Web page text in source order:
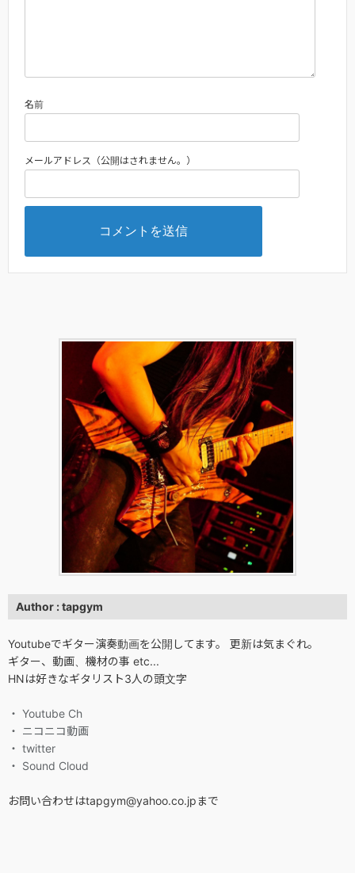
名前
メールアドレス（公開はされません。）
Author : tapgym
Youtubeでギター演奏動画を公開してます。 更新は気まぐれ。
ギター、動画、機材の事 etc...
HNは好きなギタリスト3人の頭文字
・ Youtube Ch
・ ニコニコ動画
・ twitter
・ Sound Cloud
お問い合わせはtapgym@yahoo.co.jpまで